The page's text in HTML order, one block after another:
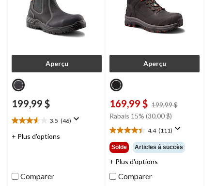
Aperçu
199,99 $
3.5 (46)
3.5
étoile(s)
évaluations
+ Plus d'options
Comparer
Aperçu
169,99 $ 199,99 $
Rabais 15% (30,00 $)
4.4 (111)
4.4
étoile(s)
sur
5.
111
évaluations
Solde Articles à succès
+ Plus d'options
Comparer